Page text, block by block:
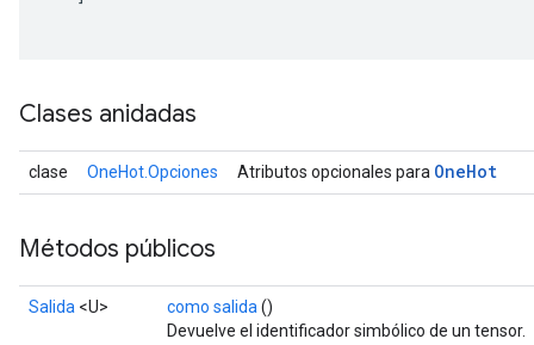
Clases anidadas
clase OneHot.Opciones Atributos opcionales para OneHot
Métodos públicos
Salida <U> como salida ()
Devuelve el identificador simbólico de un tensor.